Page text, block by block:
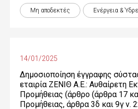
Μη αποδεκτές Ενέργεια &
14/01/2025
Δημοσιοποίηση έγγραφης
εταιρία ΖΕΝΙΘ Α.Ε.: Αυθαίρετη
Προμήθειας (άρθρο (άρθρα 17
Προμήθειας, άρθρα 3δ και 9γ